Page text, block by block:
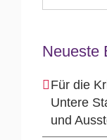
Neueste
Für die
Untere
und